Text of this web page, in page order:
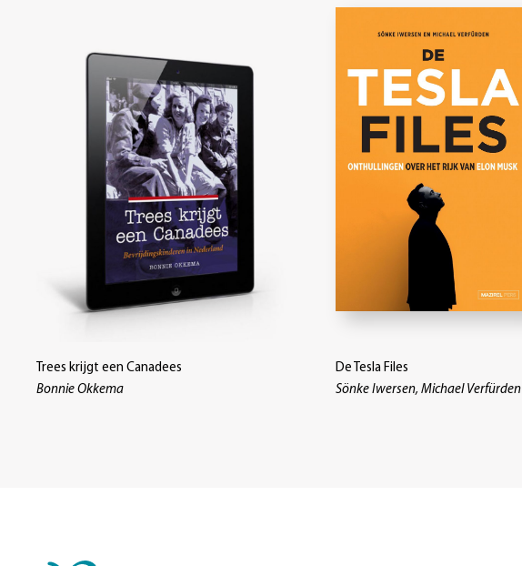
Trees krijgt een Canadees
Bonnie Okkema
De Tesla Files
Sönke Iwersen, Michael Verfürden